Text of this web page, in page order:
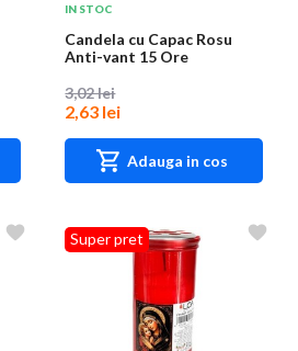
IN STOC
Candela cu Capac Rosu
Anti-vant 15 Ore
3,02 lei
2,63 lei
Adauga in cos
Super pret